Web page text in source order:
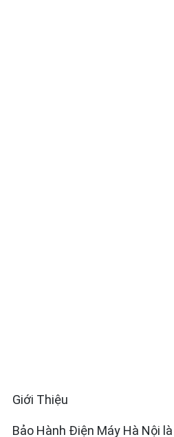
Giới Thiệu
Bảo Hành Điện Máy Hà Nội